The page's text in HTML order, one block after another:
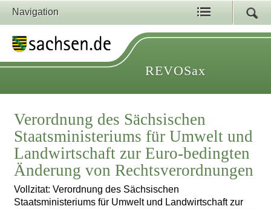
Navigation
REVOSax
Verordnung des Sächsischen
Staatsministeriums für Umwelt und
Landwirtschaft zur Euro-bedingten
Änderung von Rechtsverordnungen
Vollzitat: Verordnung des Sächsischen
Staatsministeriums für Umwelt und Landwirtschaft zur